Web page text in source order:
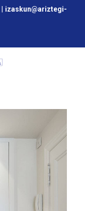
izaskun@ariztegi-